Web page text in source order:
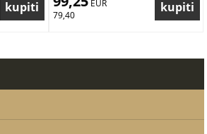
EUR
79,40